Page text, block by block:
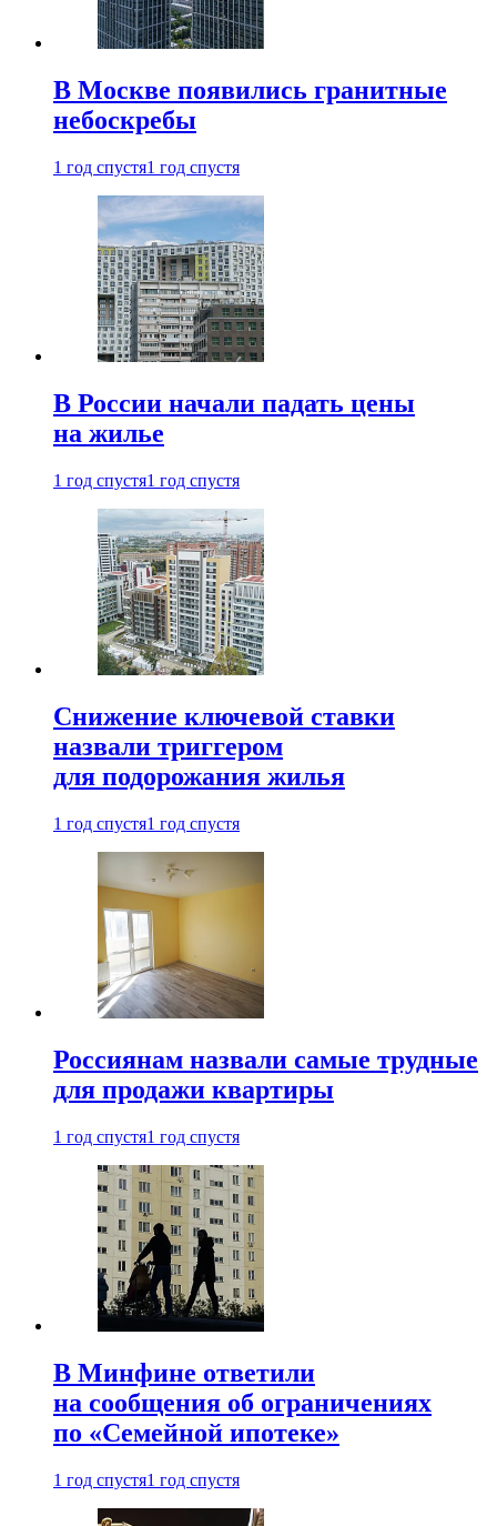
В Москве появились гранитные
небоскребы
1 год спустя1 год спустя
В России начали падать цены
на жилье
1 год спустя1 год спустя
Снижение ключевой ставки
назвали триггером
для подорожания жилья
1 год спустя1 год спустя
Россиянам назвали самые трудные
для продажи квартиры
1 год спустя1 год спустя
В Минфине ответили
на сообщения об ограничениях
по «Семейной ипотеке»
1 год спустя1 год спустя